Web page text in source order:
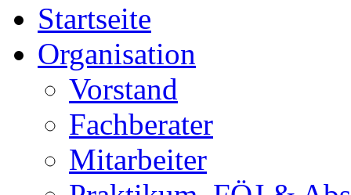
Startseite
Organisation
Vorstand
Fachberater
Mitarbeiter